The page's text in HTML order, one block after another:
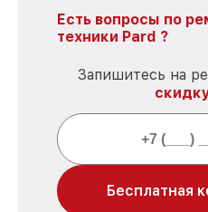
Есть вопросы по
техники Pard ?
Запишитесь на
Бесплатная